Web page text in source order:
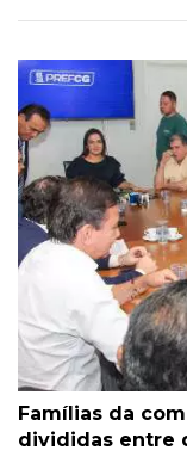
Famílias da
divididas entre